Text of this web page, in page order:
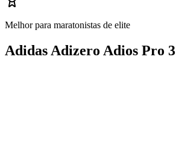
Melhor para maratonistas de elite
Adidas Adizero Adios Pro 3